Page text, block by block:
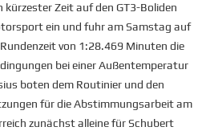
kürzester Zeit auf den GT3-Boliden
ein und fuhr am Samstag auf
von 1:28.469 Minuten die
bei einer Außentemperatur
boten dem Routinier und den
für die Abstimmungsarbeit am
zunächst alleine für Schubert